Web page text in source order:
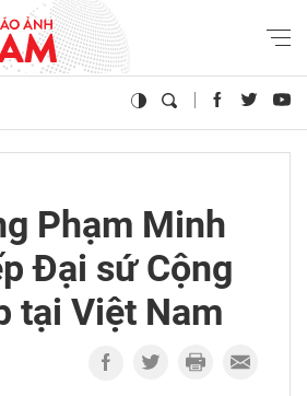
Phạm Minh
Đại sứ Cộng
tại Việt Nam